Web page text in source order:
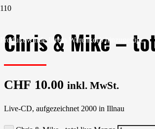
Produkt wurde Ihrem Warenkorb hinzugefügt.
Chris & Mike –
CHF 10.00 inkl. MwSt.
Live-CD, aufgezeichnet 2000 in Illnau